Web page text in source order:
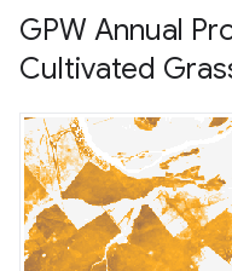
GPW Annual
Cultivated